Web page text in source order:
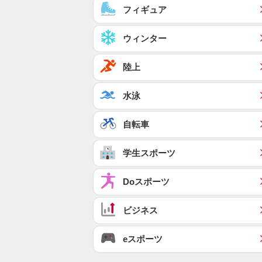
フィギュア
ウィンター
陸上
水泳
自転車
学生スポーツ
Doスポーツ
ビジネス
eスポーツ